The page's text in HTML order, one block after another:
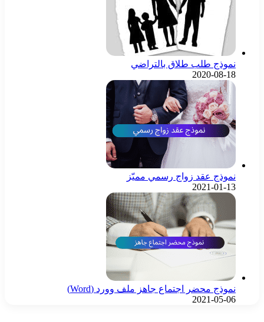
نموذج طلب طلاق بالتراضي
2020-08-18
نموذج عقد زواج رسمي مميّز
2021-01-13
نموذج محضر اجتماع جاهز ملف وورد (Word)
2021-05-06